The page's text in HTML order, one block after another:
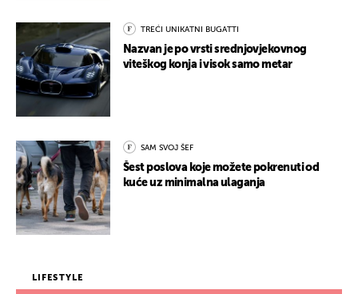
TREĆI UNIKATNI BUGATTI
Nazvan je po vrsti srednjovjekovnog
viteškog konja i visok samo metar
SAM SVOJ ŠEF
Šest poslova koje možete pokrenuti od
kuće uz minimalna ulaganja
LIFESTYLE